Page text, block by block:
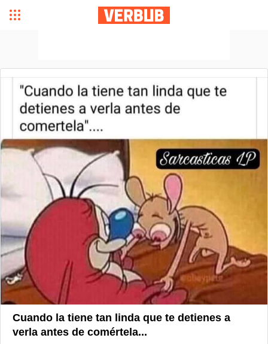
Cuando la tiene tan linda que te detienes a
verla antes de comértela...